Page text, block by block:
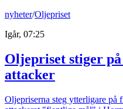
nyheter/Oljepriset
Igår, 07:25
Oljepriset stiger
attacker
Oljepriserna steg ytterligare på